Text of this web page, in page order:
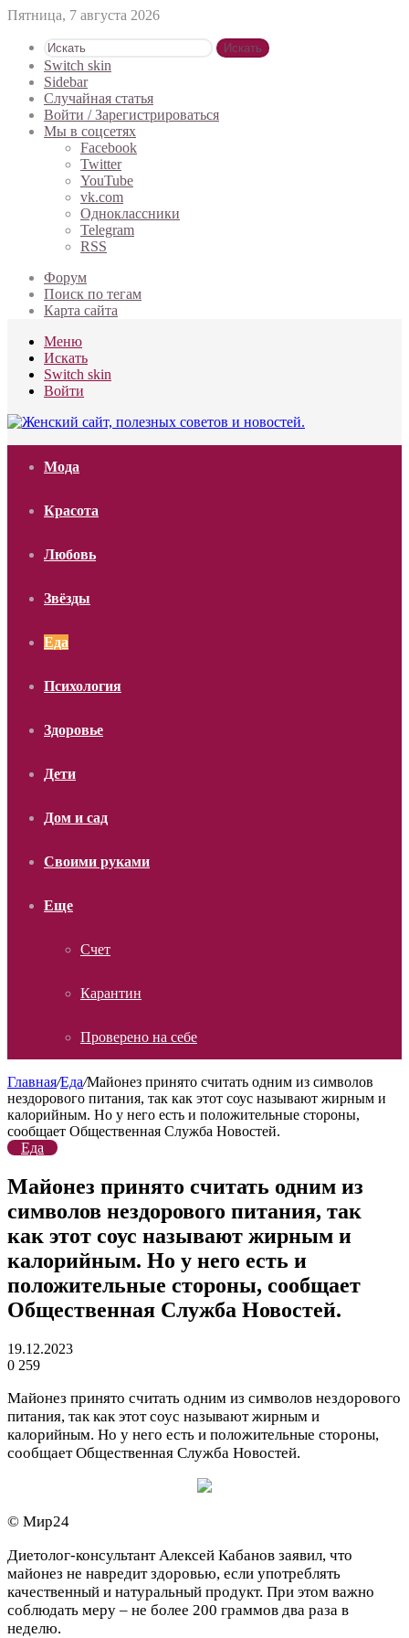
Пятница, 7 августа 2026
Искать
Switch skin
Sidebar
Случайная статья
Войти / Зарегистрироваться
Мы в соцсетях
Facebook
Twitter
YouTube
vk.com
Одноклассники
Telegram
RSS
Форум
Поиск по тегам
Карта сайта
Меню
Искать
Switch skin
Войти
Мода
Красота
Любовь
Звёзды
Еда
Психология
Здоровье
Дети
Дом и сад
Своими руками
Еще
Счет
Карантин
Проверено на себе
Главная/Еда/Майонез принято считать одним из символов
нездорового питания, так как этот соус называют жирным и
калорийным. Но у него есть и положительные стороны,
сообщает Общественная Служба Новостей.
Еда
Майонез принято считать одним из
символов нездорового питания, так
как этот соус называют жирным и
калорийным. Но у него есть и
положительные стороны, сообщает
Общественная Служба Новостей.
19.12.2023
0 259
Майонез принято считать одним из символов нездорового
питания, так как этот соус называют жирным и
калорийным. Но у него есть и положительные стороны,
сообщает Общественная Служба Новостей.
© Мир24
Диетолог-консультант Алексей Кабанов заявил, что
майонез не навредит здоровью, если употреблять
качественный и натуральный продукт. При этом важно
соблюдать меру – не более 200 граммов два раза в
неделю.